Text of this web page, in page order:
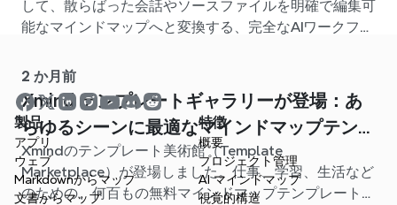
して、散らばった会話やソースファイルを明確で編集可
能なマインドマップへと変換する、完全なAIワークフロ
2 か月前
Xmind テンプレートギャラリーが登場：あ
らゆるシーンに最適なマインドマップテンプ
レートが見つかります
Xmindのテンプレート美術館（Template
Marketplace）が登場しました。仕事、学習、生活など
のための、何百もの無料マインドマップテンプレートが
製品
アプリ
ウェブ
Markdownからマップ
文書からマップ
特徴
概要
プロジェクト管理
AI マインドマップ
視覚的構造